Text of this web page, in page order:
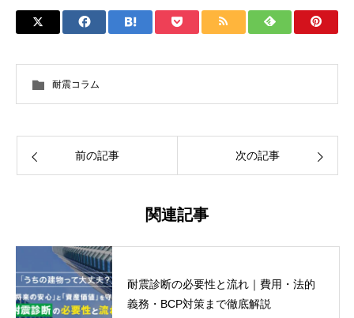
耐震コラム
前の記事 次の記事
関連記事
耐震診断の必要性と流れ｜費用・法的
義務・BCP対策まで徹底解説